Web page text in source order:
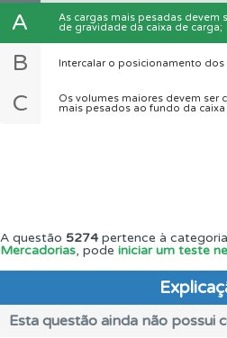
A
As cargas mais pesadas devem
de gravidade da caixa de carga;
B Intercalar o posicionamento
C
Os volumes maiores devem ser
mais pesados ao fundo da caixa
A questão 5274pertence à categoria
Mercadorias, pode iniciar um teste
Esta questão ainda não possui